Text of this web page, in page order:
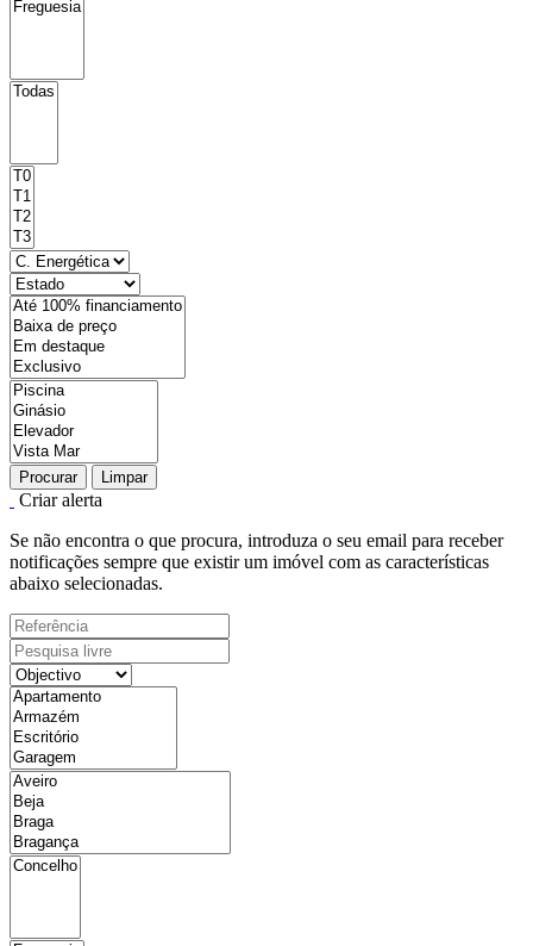
Procurar Limpar
Criar alerta
Se não encontra o que procura, introduza o seu email para receber
notificações sempre que existir um imóvel com as características
abaixo selecionadas.